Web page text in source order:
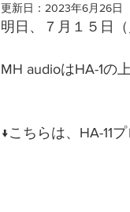
更新日： 2023年6月26日
明日、７月１５日
MH audioはHA-1の
↓こちらは、HA-11